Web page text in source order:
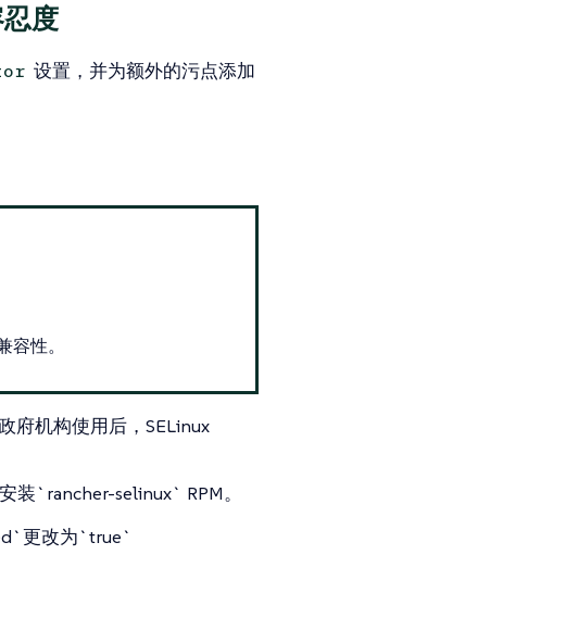
度
设置，并为额外的污点添加
容性。
府机构使用后，SELinux
安装`rancher-selinux` RPM。
更改为`true`